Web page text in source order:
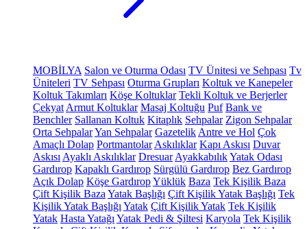
MOBİLYA Salon ve Oturma Odası TV Ünitesi ve Sehpası Tv
Üniteleri TV Sehpası Oturma Grupları Koltuk ve Kanepeler
Koltuk Takımları Köşe Koltuklar Tekli Koltuk ve Berjerler
Çekyat Armut Koltuklar Masaj Koltuğu Puf Bank ve
Benchler Sallanan Koltuk Kitaplık Sehpalar Zigon Sehpalar
Orta SehpalarYan Sehpalar Gazetelik Antre ve Hol Çok
Amaçlı Dolap Portmantolar Askılıklar Kapı Askısı Duvar
Askısı Ayaklı Askılıklar Dresuar AyakkabılıkYatak Odası
Gardırop Kapaklı Gardırop Sürgülü Gardırop Bez Gardırop
Açık Dolap Köşe GardıropYüklük Baza Tek Kişilik Baza
Çift Kişilik Baza Yatak Başlığı Çift Kişilik Yatak Başlığı Tek
Kişilik Yatak Başlığı Yatak Çift Kişilik Yatak Tek Kişilik
Yatak Hasta Yatağı Yatak Pedi & Şiltesi Karyola Tek Kişilik